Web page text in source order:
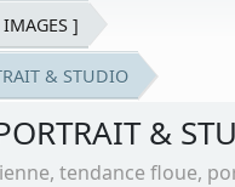
]
& STUDIO
&
tendance floue,